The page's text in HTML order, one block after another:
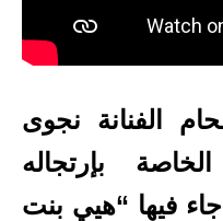
الفنانة نجوى
بإرتجاله
فيها “هيي بنت